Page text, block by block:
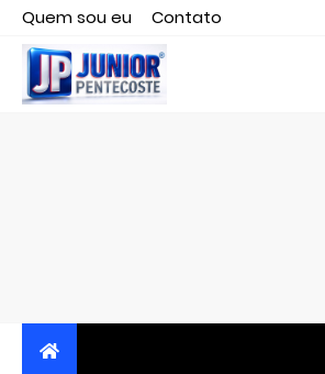
Quem sou eu
Contato
Editor responsável, jornalista Clovis